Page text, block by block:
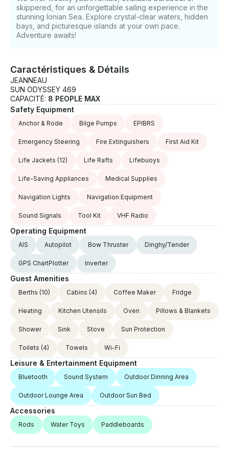
skippered, for an unforgettable sailing experience in the
stunning Ionian Sea. Explore crystal-clear waters, hidden
bays, and picturesque islands at your own pace.
Adventure awaits!
Caractéristiques & Détails
JEANNEAU
SUN ODYSSEY 469
CAPACITÉ: 8 PEOPLE MAX
Safety Equipment
Anchor & Rode Bilge Pumps EPIBRS
Emergency Steering Fire Extinguishers First Aid Kit
Life Jackets (12) Life Rafts Lifebuoys
Life-Saving Appliances Medical Supplies
Navigation Lights Navigation Equipment
Sound Signals Tool Kit VHF Radio
Operating Equipment
AIS Autopilot Bow Thruster Dinghy/Tender
GPS ChartPlotter Inverter
Guest Amenities
Berths (10) Cabins (4) Coffee Maker Fridge
Heating Kitchen Utensils Oven Pillows & Blankets
Shower Sink Stove Sun Protection
Toilets (4) Towels Wi-Fi
Leisure & Entertainment Equipment
Bluetooth Sound System Outdoor Dinning Area
Outdoor Lounge Area Outdoor Sun Bed
Accessories
Rods Water Toys Paddleboards